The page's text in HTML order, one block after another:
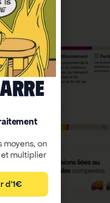
moyens, on
multiplier
d'1€